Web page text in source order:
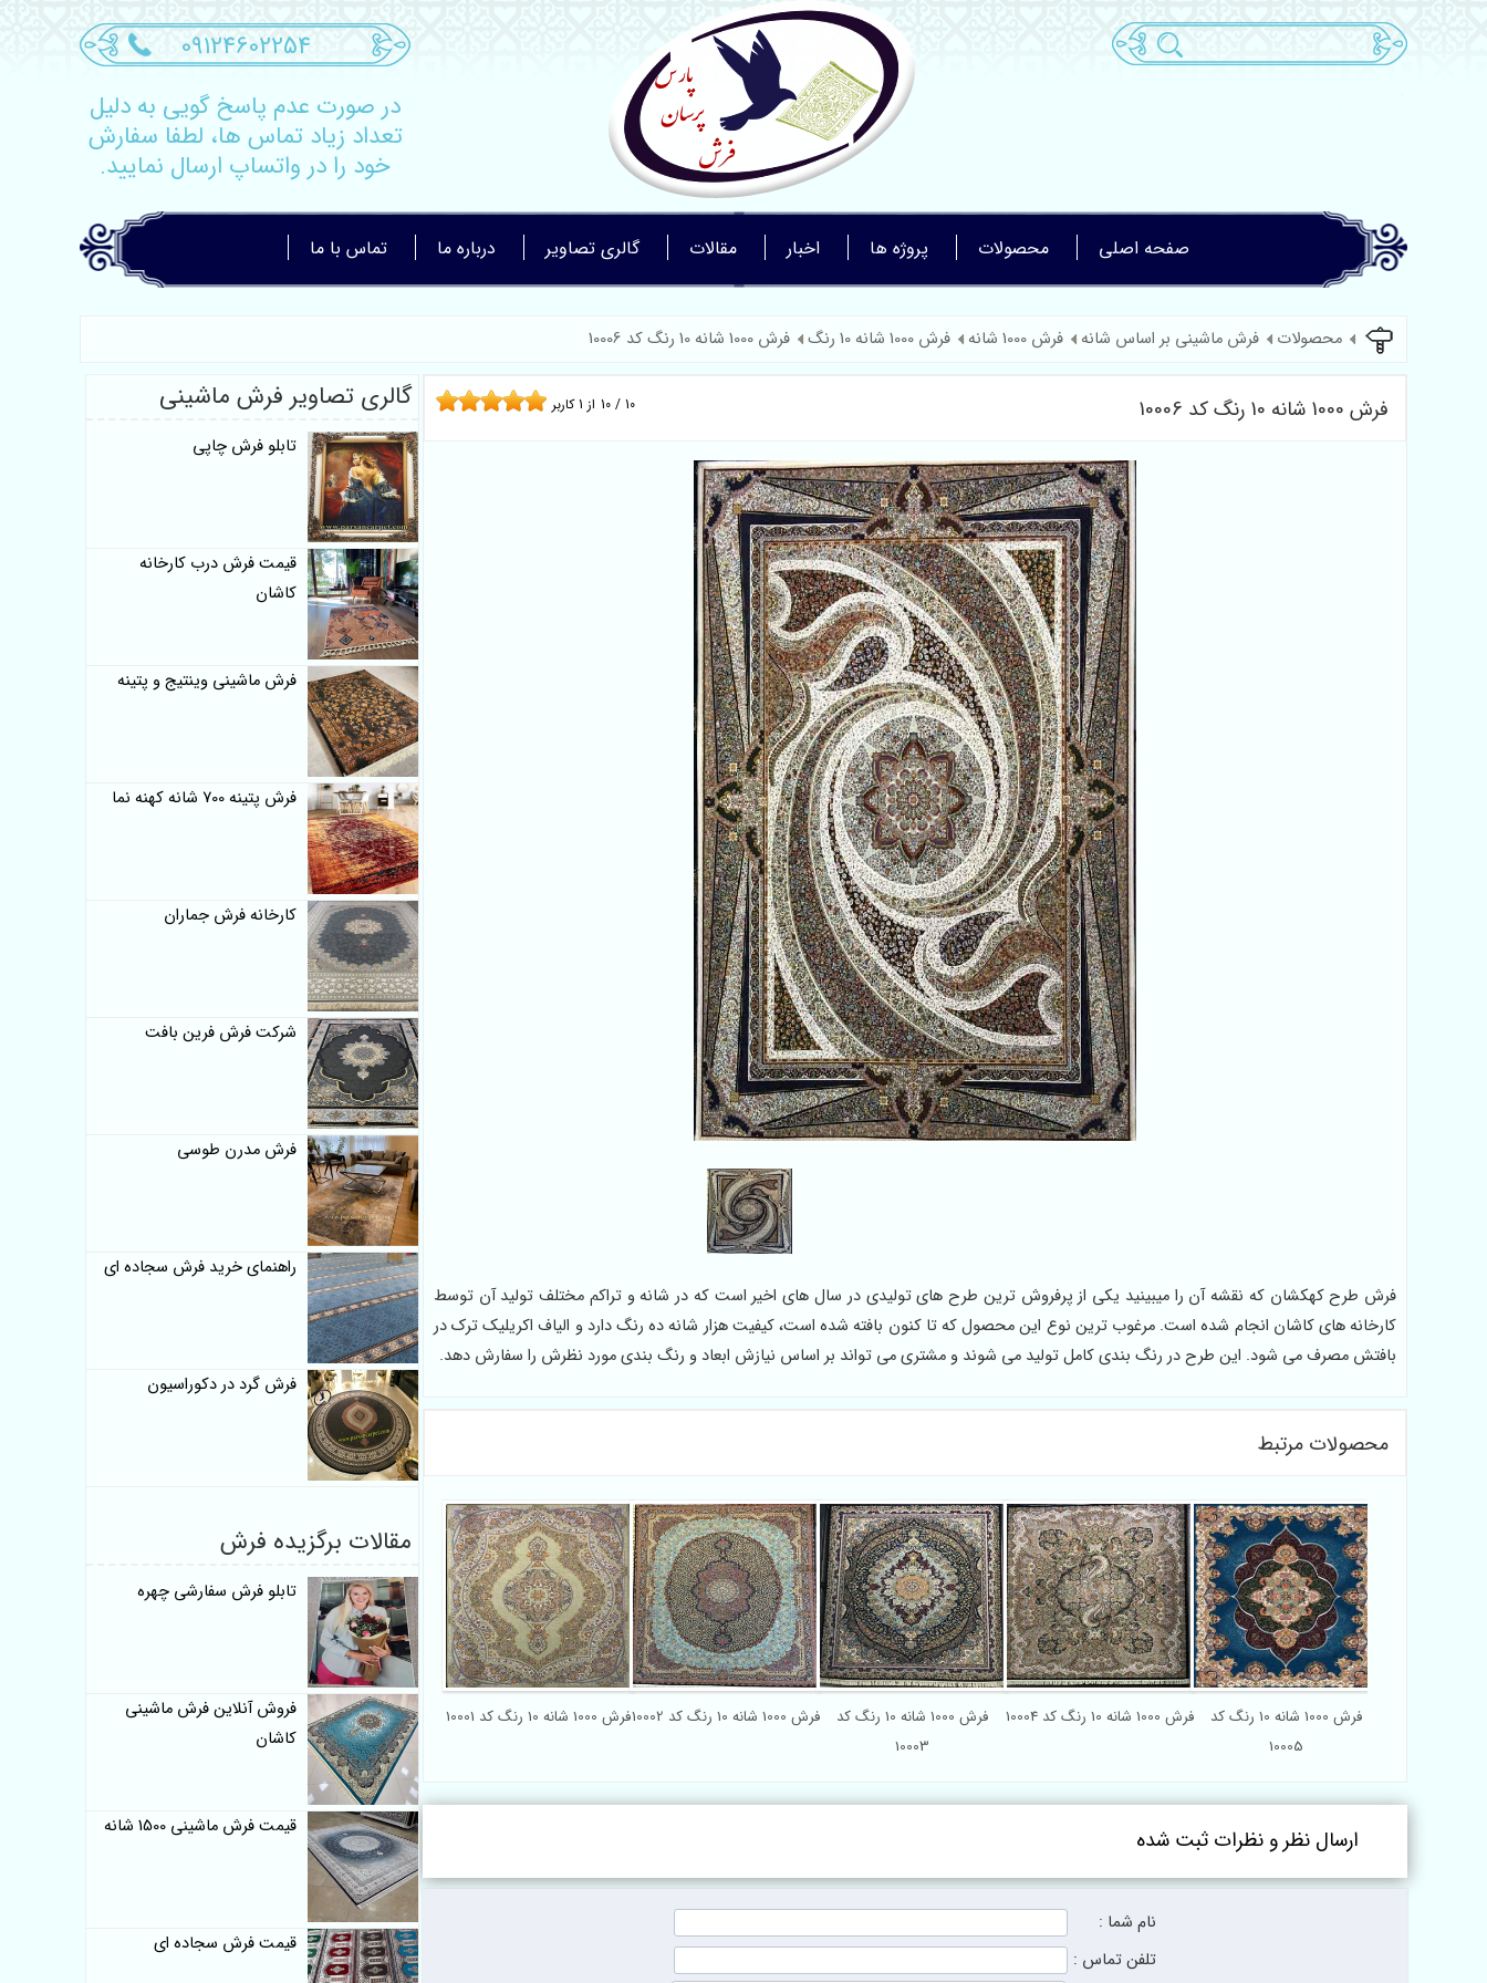
09124602254
در صورت عدم پاسخ گویی به دلیل
تعداد زیاد تماس ها، لطفا سفارش
خود را در واتساپ ارسال نمایید.
صفحه اصلی محصولات پروژه ها اخبار مقالات گالری تصاویر درباره ما تماس با ما
محصولات فرش ماشینی بر اساس شانه فرش 1000 شانه فرش 1000 شانه 10 رنگ فرش 1000 شانه 10 رنگ کد 10006
فرش 1000 شانه 10 رنگ کد 10006 10 / 10 از 1کاربر
فرش طرح کهکشان که نقشه آن را میبینید یکی از پرفروش ترین طرح های تولیدی در سال های اخیر است که در شانه و تراکم مختلف تولید آن توسط
کارخانه های کاشان انجام شده است. مرغوب ترین نوع این محصول که تا کنون بافته شده است، کیفیت هزار شانه ده رنگ دارد و الیاف اکریلیک ترک در
بافتش مصرف می شود. این طرح در رنگ بندی کامل تولید می شوند و مشتری می تواند بر اساس نیازش ابعاد و رنگ بندی مورد نظرش را سفارش دهد.
محصولات مرتبط
فرش 1000 شانه 10 رنگ کد 10001 فرش 1000 شانه 10 رنگ کد 10002
فرش 1000 شانه 10 رنگ کد
10003
فرش 1000 شانه 10 رنگ کد 10004
فرش 1000 شانه 10 رنگ کد
10005
ارسال نظر و نظرات ثبت شده
نام شما :
تلفن تماس :
گالری تصاویر فرش ماشینی
تابلو فرش چاپی
قیمت فرش درب کارخانه
کاشان
فرش ماشینی وینتیج و پتینه
فرش پتینه 700 شانه کهنه نما
کارخانه فرش جماران
شرکت فرش فرین بافت
فرش مدرن طوسی
راهنمای خرید فرش سجاده ای
فرش گرد در دکوراسیون
مقالات برگزیده فرش
تابلو فرش سفارشی چهره
فروش آنلاین فرش ماشینی
کاشان
قیمت فرش ماشینی 1500 شانه
قیمت فرش سجاده ای